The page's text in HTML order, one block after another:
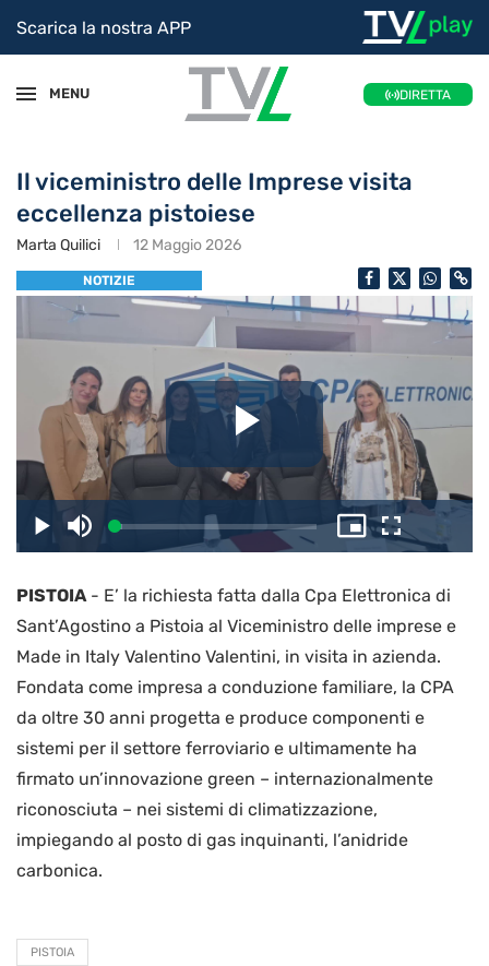
Scarica la nostra APP
MENU DIRETTA
Il viceministro delle Imprese visita
eccellenza pistoiese
Marta Quilici 12 Maggio 2026
NOTIZIE
il
video
PlayDisattiva
l’audio
Caricato:
3.71%
Picture-
in-
Schermo
intero
PISTOIA- E’ la richiesta fatta dalla Cpa Elettronica di
Sant’Agostino a Pistoia al Viceministro delle imprese e
Made in Italy Valentino Valentini, in visita in azienda.
Fondata come impresa a conduzione familiare, la CPA
da oltre 30 anni progetta e produce componenti e
sistemi per il settore ferroviario e ultimamente ha
firmato un’innovazione green – internazionalmente
riconosciuta – nei sistemi di climatizzazione,
impiegando al posto di gas inquinanti, l’anidride
carbonica.
PISTOIA